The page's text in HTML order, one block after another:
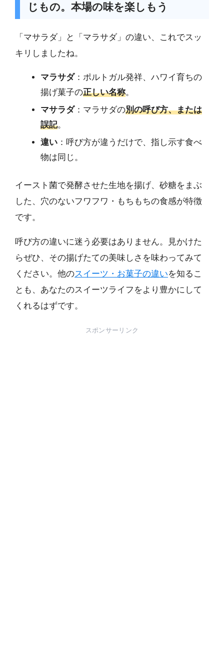
じもの。本場の味を楽しもう
「マサラダ」と「マラサダ」の違い、これでスッ
キリしましたね。
マラサダ：ポルトガル発祥、ハワイ育ちの
揚げ菓子の正しい名称。
マサラダ：マラサダの別の呼び方、または
誤記。
違い ：呼び方が違うだけで、指し示す食べ
物は同じ。
イースト菌で発酵させた生地を揚げ、砂糖をまぶ
した、穴のないフワフワ・もちもちの食感が特徴
です。
呼び方の違いに迷う必要はありません。見かけた
らぜひ、その揚げたての美味しさを味わってみて
ください。他のスイーツ・お菓子の違いを知るこ
とも、あなたのスイーツライフをより豊かにして
くれるはずです。
スポンサーリンク